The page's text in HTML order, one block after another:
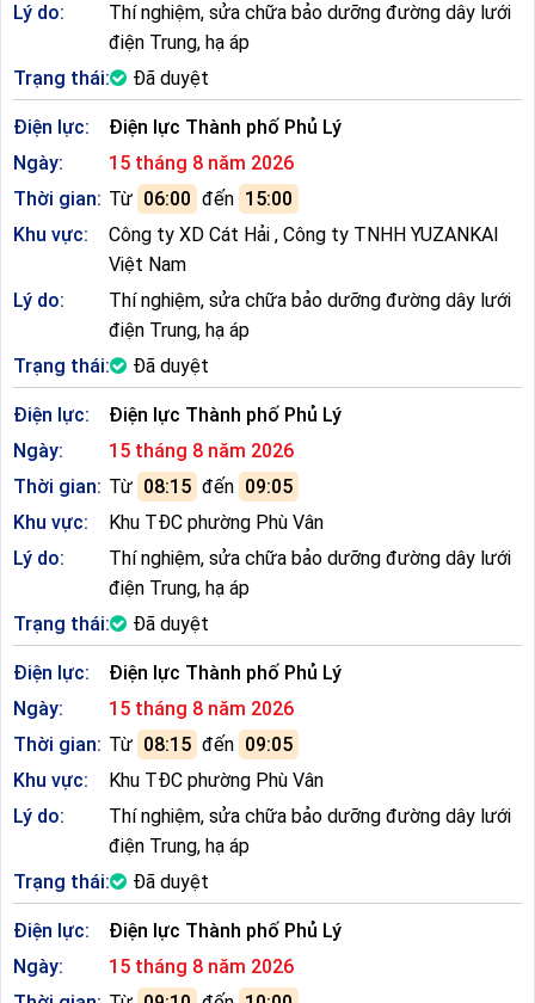
Lý do:
Thí nghiệm, sửa chữa bảo dưỡng đường dây lưới
điện Trung, hạ áp
Trạng thái:
Đã duyệt
Điện lực:
Điện lực Thành phố Phủ Lý
Ngày:
15 tháng 8 năm 2026
Thời gian: Từ 06:00 đến 15:00
Khu vực:
Công ty XD Cát Hải , Công ty TNHH YUZANKAI
Việt Nam
Lý do:
Thí nghiệm, sửa chữa bảo dưỡng đường dây lưới
điện Trung, hạ áp
Trạng thái:
Đã duyệt
Điện lực:
Điện lực Thành phố Phủ Lý
Ngày:
15 tháng 8 năm 2026
Thời gian: Từ 08:15 đến 09:05
Khu vực:
Khu TĐC phường Phù Vân
Lý do:
Thí nghiệm, sửa chữa bảo dưỡng đường dây lưới
điện Trung, hạ áp
Trạng thái:
Đã duyệt
Điện lực:
Điện lực Thành phố Phủ Lý
Ngày:
15 tháng 8 năm 2026
Thời gian: Từ 08:15 đến 09:05
Khu vực:
Khu TĐC phường Phù Vân
Lý do:
Thí nghiệm, sửa chữa bảo dưỡng đường dây lưới
điện Trung, hạ áp
Trạng thái:
Đã duyệt
Điện lực:
Điện lực Thành phố Phủ Lý
Ngày:
15 tháng 8 năm 2026